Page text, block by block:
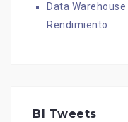
Data
Rendimiento
BI Tweets